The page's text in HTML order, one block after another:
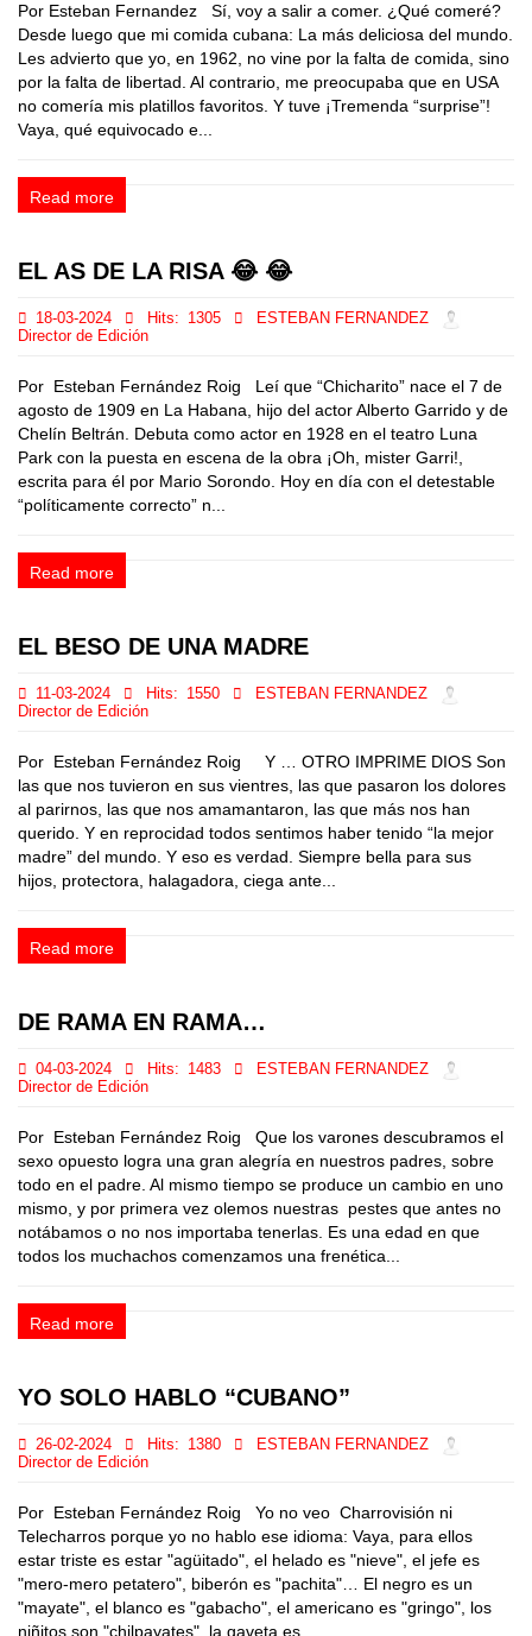
Por Esteban Fernandez Sí, voy a salir a comer. ¿Qué comeré?
Desde luego que mi comida cubana: La más deliciosa del mundo.
Les advierto que yo, en 1962, no vine por la falta de comida, sino
por la falta de libertad. Al contrario, me preocupaba que en USA
no comería mis platillos favoritos. Y tuve ¡Tremenda “surprise”!
Vaya, qué equivocado e...
Read more
EL AS DE LA RISA 😂 😂
18-03-2024 Hits: 1305
ESTEBAN FERNANDEZ
Director de Edición
Por Esteban Fernández Roig Leí que “Chicharito” nace el 7 de
agosto de 1909 en La Habana, hijo del actor Alberto Garrido y de
Chelín Beltrán. Debuta como actor en 1928 en el teatro Luna
Park con la puesta en escena de la obra ¡Oh, mister Garri!,
escrita para él por Mario Sorondo. Hoy en día con el detestable
“políticamente correcto” n...
Read more
EL BESO DE UNA MADRE
11-03-2024 Hits: 1550
ESTEBAN FERNANDEZ
Director de Edición
Por Esteban Fernández Roig Y … OTRO IMPRIME DIOS Son
las que nos tuvieron en sus vientres, las que pasaron los dolores
al parirnos, las que nos amamantaron, las que más nos han
querido. Y en reprocidad todos sentimos haber tenido “la mejor
madre” del mundo. Y eso es verdad. Siempre bella para sus
hijos, protectora, halagadora, ciega ante...
Read more
DE RAMA EN RAMA…
04-03-2024 Hits: 1483
ESTEBAN FERNANDEZ
Director de Edición
Por Esteban Fernández Roig Que los varones descubramos el
sexo opuesto logra una gran alegría en nuestros padres, sobre
todo en el padre. Al mismo tiempo se produce un cambio en uno
mismo, y por primera vez olemos nuestras pestes que antes no
notábamos o no nos importaba tenerlas. Es una edad en que
todos los muchachos comenzamos una frenética...
Read more
YO SOLO HABLO “CUBANO”
26-02-2024 Hits: 1380
ESTEBAN FERNANDEZ
Director de Edición
Por Esteban Fernández Roig Yo no veo Charrovisión ni
Telecharros porque yo no hablo ese idioma: Vaya, para ellos
estar triste es estar "agüitado", el helado es "nieve", el jefe es
"mero-mero petatero", biberón es "pachita"… El negro es un
"mayate", el blanco es "gabacho", el americano es "gringo", los
niñitos son "chilpayates", la gaveta es ...